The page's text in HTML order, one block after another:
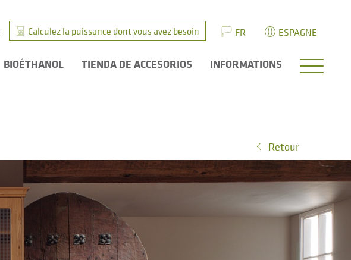
Calculez la puissance dont vous avez besoin FR ESPAGNE
BIOÉTHANOL TIENDA DE ACCESORIOS INFORMATIONS
Retour